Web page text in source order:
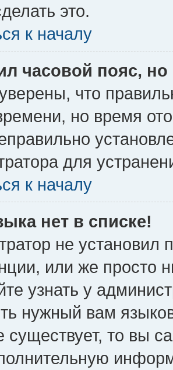
это.
к началу
часовой пояс,
что
но время
для
к началу
нет в списке!
не установил
или же просто
узнать у
нужный вам
существует, то вы